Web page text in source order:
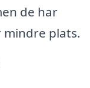
de har
plats.